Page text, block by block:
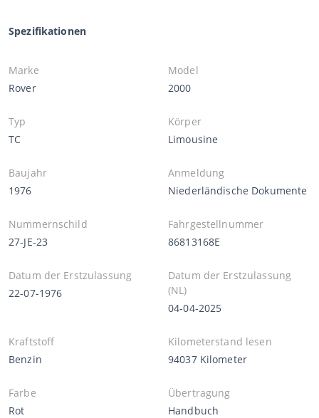
Spezifikationen
Marke
Rover
Model
2000
Typ
TC
Körper
Limousine
Baujahr
1976
Anmeldung
Niederländische Dokumente
Nummernschild
27-JE-23
Fahrgestellnummer
86813168E
Datum der Erstzulassung
22-07-1976
Datum der Erstzulassung
(NL)
04-04-2025
Kraftstoff
Benzin
Kilometerstand lesen
94037 Kilometer
Farbe
Rot
Übertragung
Handbuch